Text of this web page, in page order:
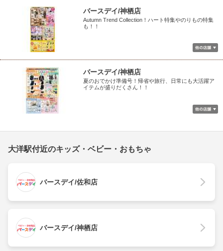
バースデイ/神栖店
Autumn Trend Collection！ハート特集やのりもの特集
も！！
バースデイ/神栖店
夏のおでかけ準備号！帰省や旅行、日常にも大活躍ア
イテムが盛りだくさん！！
大洋駅付近のキッズ・ベビー・おもちゃ
バースデイ/佐和店
バースデイ/神栖店